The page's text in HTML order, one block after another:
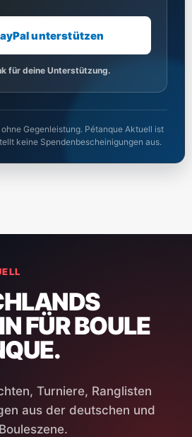
unterstützen
für deine Unterstützung.
Gegenleistung. Pétanque Aktuell ist
keine Spendenbescheinigungen aus.
FÜR BOULE
Turniere, Ranglisten
aus der deutschen und